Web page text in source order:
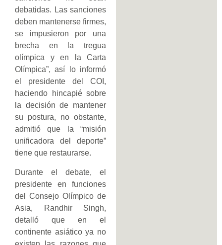
debatidas. Las sanciones
deben mantenerse firmes,
se impusieron por una
brecha en la tregua
olímpica y en la Carta
Olímpica”, así lo informó
el presidente del COI,
haciendo hincapié sobre
la decisión de mantener
su postura, no obstante,
admitió que la “misión
unificadora del deporte”
tiene que restaurarse.
Durante el debate, el
presidente en funciones
del Consejo Olímpico de
Asia, Randhir Singh,
detalló que en el
continente asiático ya no